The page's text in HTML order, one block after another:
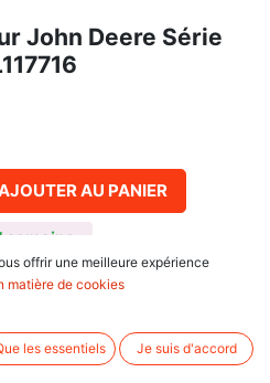
John Deere Série
AU PANIER
semaine
référence d'origine : AL117716,
6530
offrir une meilleure expérience
matière de cookies
les essentiels Je suis d'accord